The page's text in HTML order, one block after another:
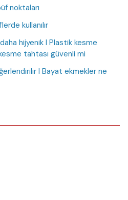
noktaları
kullanılır
hijyenik I Plastik kesme
tahtası güvenli mi
I Bayat ekmekler ne